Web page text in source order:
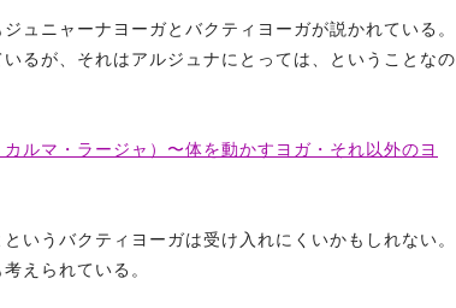
ュニャーナヨーガとバクティヨーガが説かれている。
るが、それはアルジュナにとっては、ということなの
ルマ・ラージャ）〜体を動かすヨガ・それ以外のヨ
いうバクティヨーガは受け入れにくいかもしれない。
えられている。